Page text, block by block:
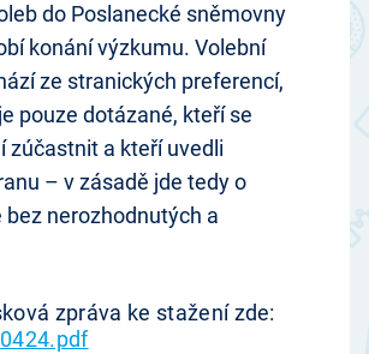
do Poslanecké sněmovny
konání výzkumu. Volební
ze stranických preferencí,
pouze dotázané, kteří se
zúčastnit a kteří uvedli
– v zásadě jde tedy o
bez nerozhodnutých a
zpráva ke stažení zde: